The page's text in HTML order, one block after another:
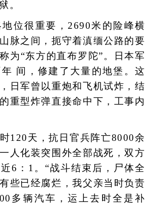
。
很重要，2690米的险峰横
脉之间，扼守着滇缅公路的要
为“东方的直布罗陀”。日本军
间，修建了大量的地堡。这
日军曾以重炮和飞机试炸，结
重型炸弹直接命中下，工事内
天，抗日官兵阵亡8000余
人化装突围外全部战死，双方
6：1。“战斗结束后，尸体全
些已经腐烂，我父亲当时负责
多辆汽车，运上去时全是补